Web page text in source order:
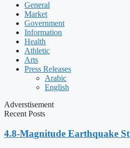
General
Market
Government
Information
Health
Athletic
Arts
Press Releases
Arabic
English
Adverstisement
Recent Posts
4.8-Magnitude Earthquake